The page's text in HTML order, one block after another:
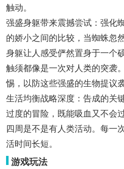
触动。
强盛身躯带来震撼尝试：强化
的娇小之间的比较，当蜘蛛忽
身躯让人感受俨然置身于一个
触须都像是一次对人类的突袭
惕，以防这些强盛的生物提议袭
生活均衡战略深度：告成的关
过度的冒险，既能吸血又不会
四周是不是有人类活动。每一
活时间长短。
游戏玩法